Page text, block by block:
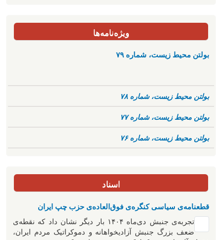
ویژه‌نامه‌ها
بولتن محیط زیست، شماره ۷۹
بولتن محیط زیست، شماره ۷۸
بولتن محیط زیست، شماره ۷۷
بولتن محیط زیست، شماره ۷۶
اسناد
قطعنامه‌ی سیاسی کنگره‌ی فوق‌العاده‌ی حزب چپ ایران
تجربه‌ی جنبش دی‌ماه ۱۴۰۴ بار دیگر نشان داد که نقطه‌ی
ضعف بزرگ جنبش آزادیخواهانه و دموکراتیک مردم ایران،